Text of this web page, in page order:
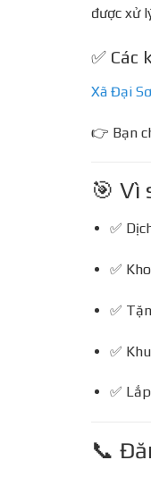
được xử
✅ Các
Xã Đại
👉 Bạn
🎯 Vì
✅
✅
✅
✅
✅
📞